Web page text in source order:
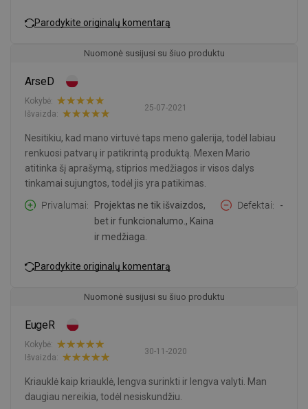
Parodykite originalų komentarą
Nuomonė susijusi su šiuo produktu
ArseD
25-07-2021
Kokybė:
Išvaizda:
Nesitikiu, kad mano virtuvė taps meno galerija, todėl labiau
renkuosi patvarų ir patikrintą produktą. Mexen Mario
atitinka šį aprašymą, stiprios medžiagos ir visos dalys
tinkamai sujungtos, todėl jis yra patikimas.
Privalumai
Projektas ne tik išvaizdos,
bet ir funkcionalumo., Kaina
ir medžiaga.
Defektai -
Parodykite originalų komentarą
Nuomonė susijusi su šiuo produktu
EugeR
30-11-2020
Kokybė:
Išvaizda:
Kriauklė kaip kriauklė, lengva surinkti ir lengva valyti. Man
daugiau nereikia, todėl nesiskundžiu.